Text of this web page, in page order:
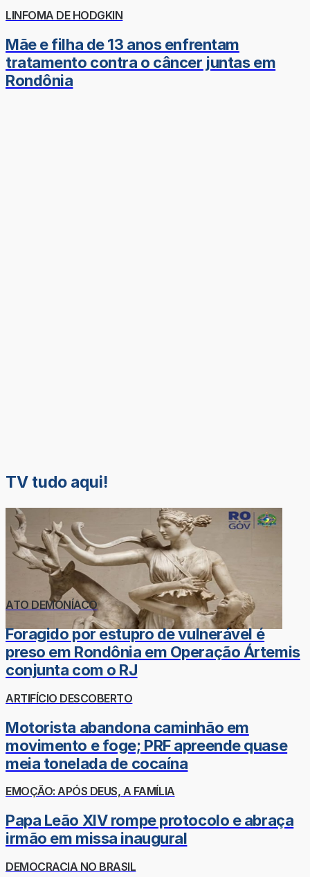
LINFOMA DE HODGKIN
Mãe e filha de 13 anos enfrentam
tratamento contra o câncer juntas em
Rondônia
TV tudo aqui!
ATO DEMONÍACO
Foragido por estupro de vulnerável é
preso em Rondônia em Operação Ártemis
conjunta com o RJ
ARTIFÍCIO DESCOBERTO
Motorista abandona caminhão em
movimento e foge; PRF apreende quase
meia tonelada de cocaína
EMOÇÃO: APÓS DEUS, A FAMÍLIA
Papa Leão XIV rompe protocolo e abraça
irmão em missa inaugural
DEMOCRACIA NO BRASIL